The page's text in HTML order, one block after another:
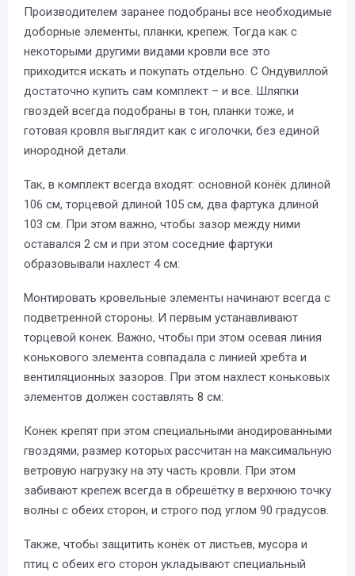
Производителем заранее подобраны все необходимые
доборные элементы, планки, крепеж. Тогда как с
некоторыми другими видами кровли все это
приходится искать и покупать отдельно. С Ондувиллой
достаточно купить сам комплект – и все. Шляпки
гвоздей всегда подобраны в тон, планки тоже, и
готовая кровля выглядит как с иголочки, без единой
инородной детали.
Так, в комплект всегда входят: основной конёк длиной
106 см, торцевой длиной 105 см, два фартука длиной
103 см. При этом важно, чтобы зазор между ними
оставался 2 см и при этом соседние фартуки
образовывали нахлест 4 см:
Монтировать кровельные элементы начинают всегда с
подветренной стороны. И первым устанавливают
торцевой конек. Важно, чтобы при этом осевая линия
конькового элемента совпадала с линией хребта и
вентиляционных зазоров. При этом нахлест коньковых
элементов должен составлять 8 см:
Конек крепят при этом специальными анодированными
гвоздями, размер которых рассчитан на максимальную
ветровую нагрузку на эту часть кровли. При этом
забивают крепеж всегда в обрешётку в верхнюю точку
волны с обеих сторон, и строго под углом 90 градусов.
Также, чтобы защитить конёк от листьев, мусора и
птиц с обеих его сторон укладывают специальный